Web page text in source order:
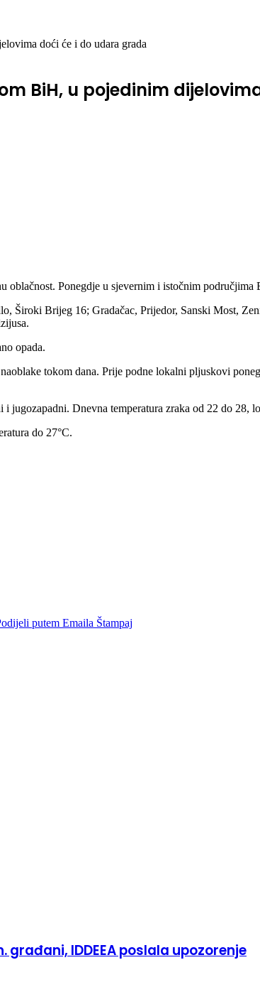
doći će i do udara grada
BiH, u pojedinim
Ponegdje u sjevernim i istočnim
Široki Brijeg 16; Gradačac, Prijedor, Sanski Most,
opada.
tokom dana. Prije podne lokalni pljuskovi
Dnevna temperatura zraka od 22 do 28,
do 27°C.
putem Emaila Štampaj
IDDEEA poslala upozorenje